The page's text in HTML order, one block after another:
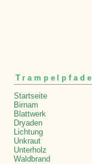
Trampelpfade
Startseite
Birnam
Blattwerk
Dryaden
Lichtung
Unkraut
Unterholz
Waldbrand